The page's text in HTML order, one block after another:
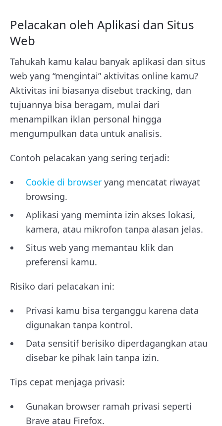
Pelacakan oleh Aplikasi dan Situs
Web
Tahukah kamu kalau banyak aplikasi dan situs
web yang “mengintai” aktivitas online kamu?
Aktivitas ini biasanya disebut tracking, dan
tujuannya bisa beragam, mulai dari
menampilkan iklan personal hingga
mengumpulkan data untuk analisis.
Contoh pelacakan yang sering terjadi:
Cookie di browser yang mencatat riwayat
browsing.
Aplikasi yang meminta izin akses lokasi,
kamera, atau mikrofon tanpa alasan jelas.
Situs web yang memantau klik dan
preferensi kamu.
Risiko dari pelacakan ini:
Privasi kamu bisa terganggu karena data
digunakan tanpa kontrol.
Data sensitif berisiko diperdagangkan atau
disebar ke pihak lain tanpa izin.
Tips cepat menjaga privasi:
Gunakan browser ramah privasi seperti
Brave atau Firefox.